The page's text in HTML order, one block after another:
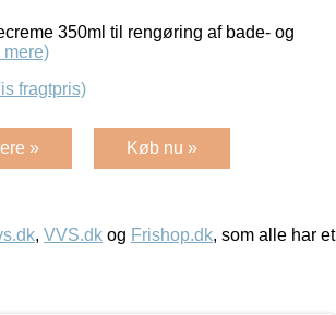
350ml til rengøring af bade- og
fragtpris)
» Køb nu »
, VVS.dk og Frishop.dk, som alle har et